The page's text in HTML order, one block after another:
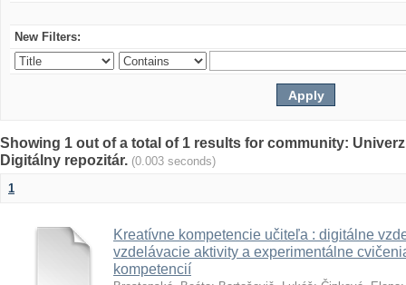
New Filters:
Showing 1 out of a total of 1 results for community:
Digitálny repozitár. (0.003 seconds)
1
Kreatívne kompetencie učiteľa : digitálne
vzdelávacie aktivity a experimentálne
kompetencií